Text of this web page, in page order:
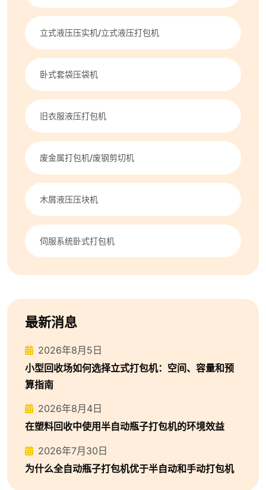
立式液压压实机/立式液压打包机
卧式套袋压袋机
旧衣服液压打包机
废金属打包机/废钢剪切机
木屑液压压块机
伺服系统卧式打包机
最新消息
2026年8月5日
小型回收场如何选择立式打包机：空间、容量和预
算指南
2026年8月4日
在塑料回收中使用半自动瓶子打包机的环境效益
2026年7月30日
为什么全自动瓶子打包机优于半自动和手动打包机